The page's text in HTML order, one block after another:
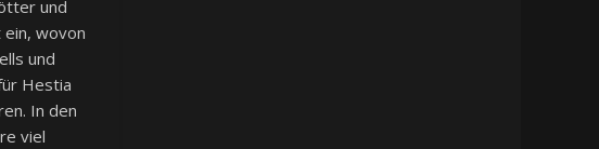
und
wovon
und
Hestia
In den
viel